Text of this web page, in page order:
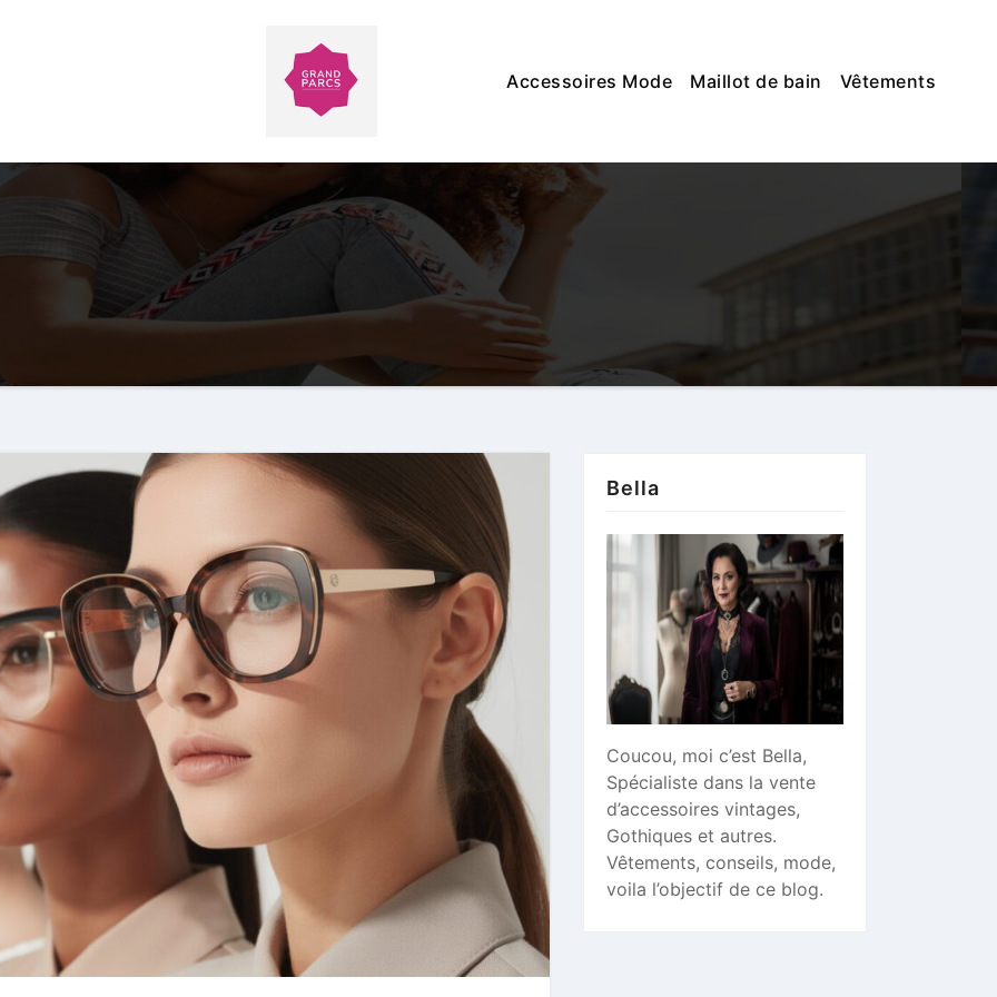
Accessoires Mode Maillot de bain Vêtements
Bella
Coucou, moi c’est Bella,
Spécialiste dans la vente
d’accessoires vintages,
Gothiques et autres.
Vêtements, conseils, mode,
voila l’objectif de ce blog.